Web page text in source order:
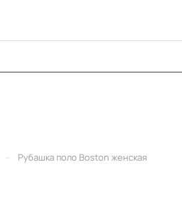
Рубашка поло Boston женская